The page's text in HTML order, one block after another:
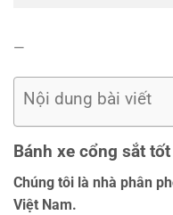
—
Nội dung bài viết
Bánh xe cổng sắt
Chúng tôi là nhà phân
Việt Nam.